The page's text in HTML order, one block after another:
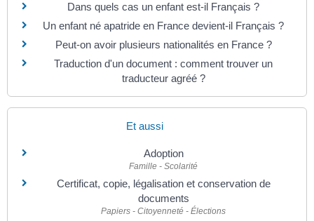
Dans quels cas un enfant est-il Français ?
Un enfant né apatride en France devient-il Français ?
Peut-on avoir plusieurs nationalités en France ?
Traduction d'un document : comment trouver un
traducteur agréé ?
Et aussi
Adoption
Famille - Scolarité
Certificat, copie, légalisation et conservation de
documents
Papiers - Citoyenneté - Élections